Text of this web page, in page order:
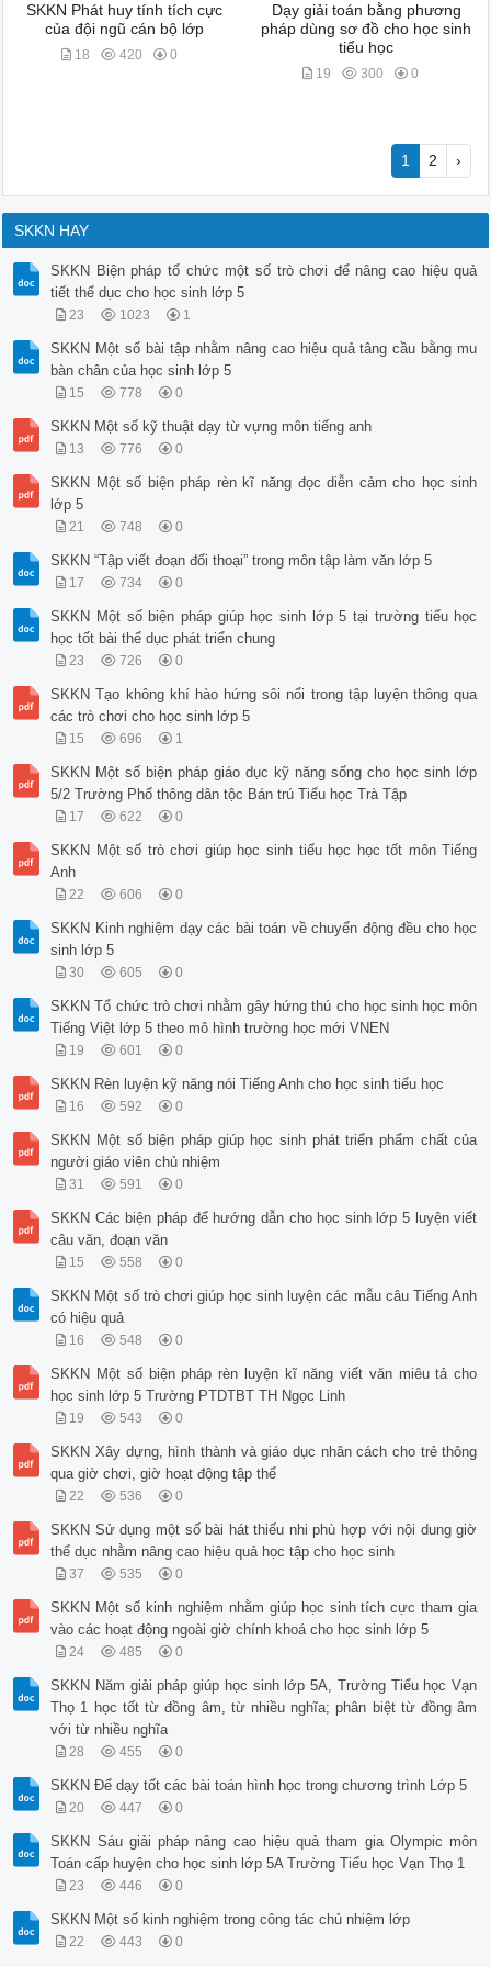
SKKN Phát huy tính tích cực
của đội ngũ cán bộ lớp
18 420 0
Dạy giải toán bằng phương
pháp dùng sơ đồ cho học sinh
tiểu học
19 300 0
1 2 ›
SKKN HAY
SKKN Biện pháp tổ chức một số trò chơi để nâng cao hiệu quả
tiết thể dục cho học sinh lớp 5
23 1023 1
SKKN Một số bài tập nhằm nâng cao hiệu quả tâng cầu bằng mu
bàn chân của học sinh lớp 5
15 778 0
SKKN Một số kỹ thuật dạy từ vựng môn tiếng anh
13 776 0
SKKN Một số biện pháp rèn kĩ năng đọc diễn cảm cho học sinh
lớp 5
21 748 0
SKKN “Tập viết đoạn đối thoại” trong môn tập làm văn lớp 5
17 734 0
SKKN Một số biện pháp giúp học sinh lớp 5 tại trường tiểu học
học tốt bài thể dục phát triển chung
23 726 0
SKKN Tạo không khí hào hứng sôi nổi trong tập luyện thông qua
các trò chơi cho học sinh lớp 5
15 696 1
SKKN Một số biện pháp giáo dục kỹ năng sống cho học sinh lớp
5/2 Trường Phổ thông dân tộc Bán trú Tiểu học Trà Tập
17 622 0
SKKN Một số trò chơi giúp học sinh tiểu học học tốt môn Tiếng
Anh
22 606 0
SKKN Kinh nghiệm dạy các bài toán về chuyển động đều cho học
sinh lớp 5
30 605 0
SKKN Tổ chức trò chơi nhằm gây hứng thú cho học sinh học môn
Tiếng Việt lớp 5 theo mô hình trường học mới VNEN
19 601 0
SKKN Rèn luyện kỹ năng nói Tiếng Anh cho học sinh tiểu học
16 592 0
SKKN Một số biện pháp giúp học sinh phát triển phẩm chất của
người giáo viên chủ nhiệm
31 591 0
SKKN Các biện pháp để hướng dẫn cho học sinh lớp 5 luyện viết
câu văn, đoạn văn
15 558 0
SKKN Một số trò chơi giúp học sinh luyện các mẫu câu Tiếng Anh
có hiệu quả
16 548 0
SKKN Một số biện pháp rèn luyện kĩ năng viết văn miêu tả cho
học sinh lớp 5 Trường PTDTBT TH Ngọc Linh
19 543 0
SKKN Xây dựng, hình thành và giáo dục nhân cách cho trẻ thông
qua giờ chơi, giờ hoạt động tập thể
22 536 0
SKKN Sử dụng một số bài hát thiếu nhi phù hợp với nội dung giờ
thể dục nhằm nâng cao hiệu quả học tập cho học sinh
37 535 0
SKKN Một số kinh nghiệm nhằm giúp học sinh tích cực tham gia
vào các hoạt động ngoài giờ chính khoá cho học sinh lớp 5
24 485 0
SKKN Năm giải pháp giúp học sinh lớp 5A, Trường Tiểu học Vạn
Thọ 1 học tốt từ đồng âm, từ nhiều nghĩa; phân biệt từ đồng âm
với từ nhiều nghĩa
28 455 0
SKKN Để dạy tốt các bài toán hình học trong chương trình Lớp 5
20 447 0
SKKN Sáu giải pháp nâng cao hiệu quả tham gia Olympic môn
Toán cấp huyện cho học sinh lớp 5A Trường Tiểu học Vạn Thọ 1
23 446 0
SKKN Một số kinh nghiệm trong công tác chủ nhiệm lớp
22 443 0